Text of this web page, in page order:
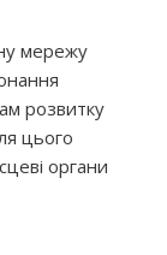
мережу
розвитку
цього
органи